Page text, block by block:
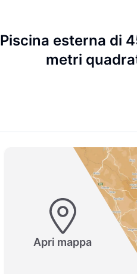
Piscina esterna di
metri
Apri mappa